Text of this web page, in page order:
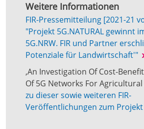
Weitere Informationen
FIR-Pressemitteilung [2021-21
"Projekt 5G.NATURAL gewinnt
5G.NRW. FIR und Partner
Potenziale für Landwirtschaft'"
‚An Investigation Of Cost-
Of 5G Networks For Agricultural
zu dieser sowie weiteren FIR-
Veröffentlichungen zum Projekt